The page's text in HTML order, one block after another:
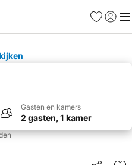
Favorieten
Gasten en kamers
2 gasten, 1 kamer